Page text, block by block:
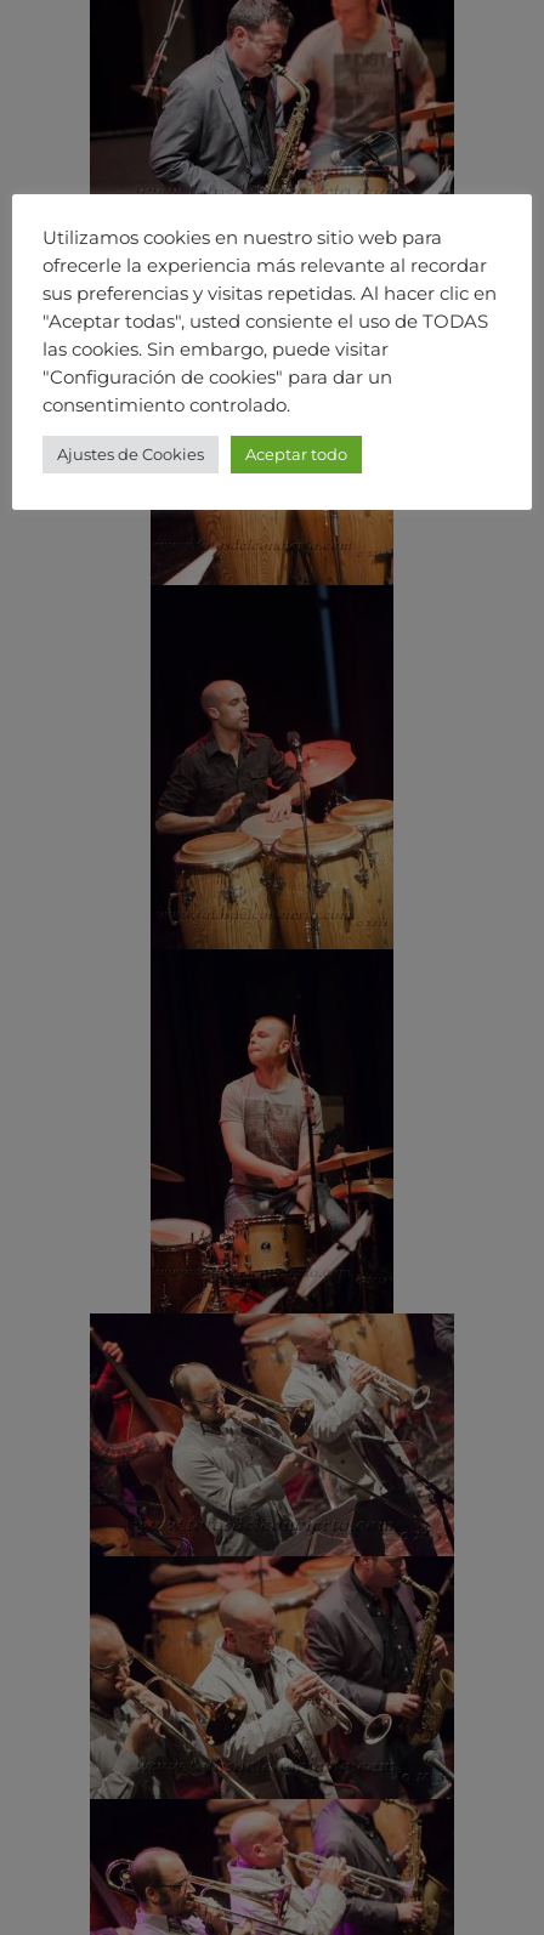
Utilizamos cookies en nuestro sitio web para
ofrecerle la experiencia más relevante al recordar
sus preferencias y visitas repetidas. Al hacer clic en
"Aceptar todas", usted consiente el uso de TODAS
las cookies. Sin embargo, puede visitar
"Configuración de cookies" para dar un
consentimiento controlado.
Ajustes de Cookies Aceptar todo